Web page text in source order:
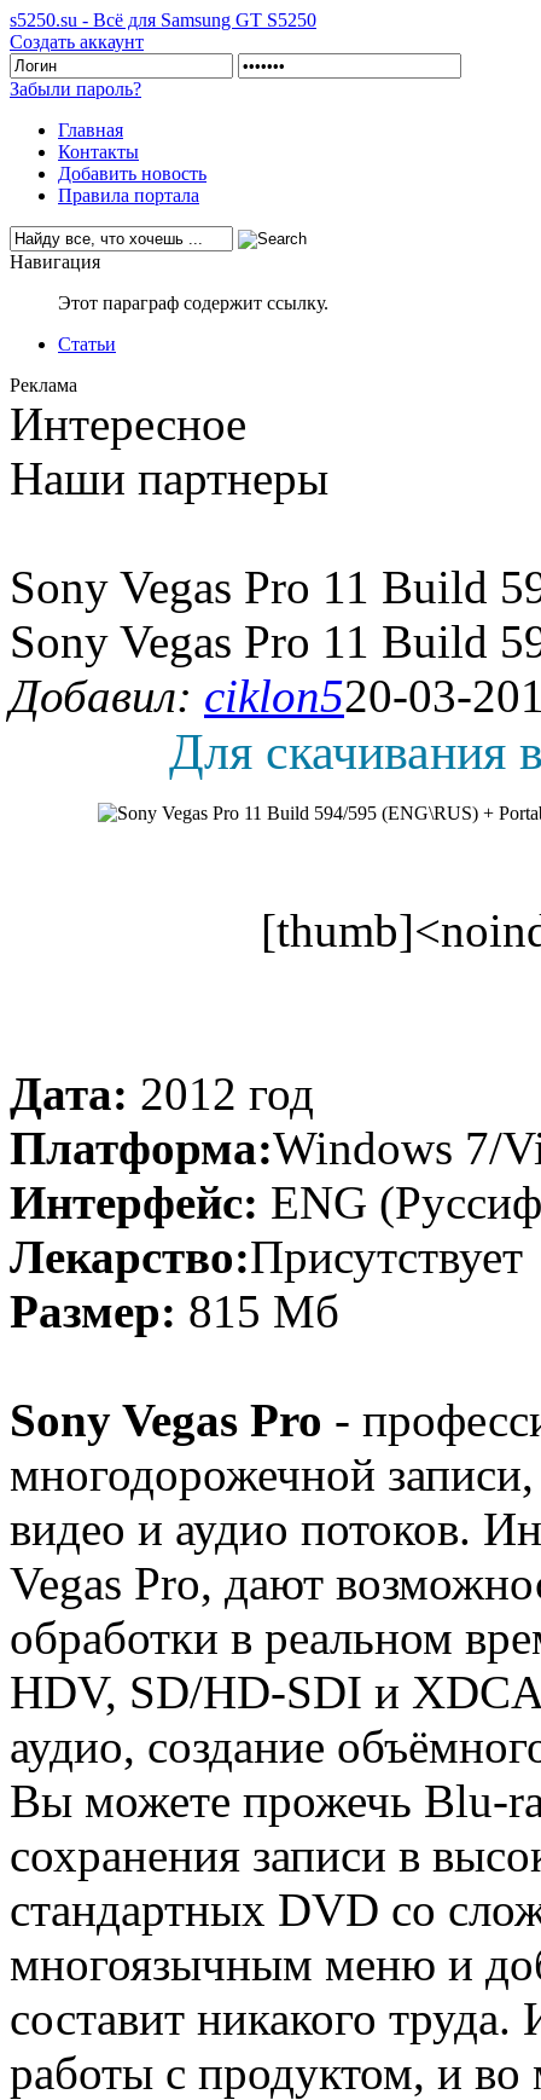
s5250.su - Всё для Samsung GT S5250
Создать аккаунт
Забыли пароль?
Главная
Контакты
Добавить новость
Правила портала
Навигация
Этот параграф содержит ссылку.
Статьи
Реклама
Интересное
Наши партнеры
Sony Vegas Pro 11 Build
Sony Vegas Pro 11 Build
Добавил: ciklon520-03-
Для скачивания
Дата: 2012 год
Платформа:Windows 7/
Интерфейс: ENG
Лекарство:Присутствует
Размер: 815 Мб
Sony Vegas Pro -
многодорожечной
видео и аудио потоков.
Vegas Pro, дают
обработки в реальном
HDV, SD/HD-SDI и
аудио, создание
Вы можете прожечь Blu-
сохранения записи в
стандартных DVD со
многоязычным меню и
составит никакого
работы с продуктом, и